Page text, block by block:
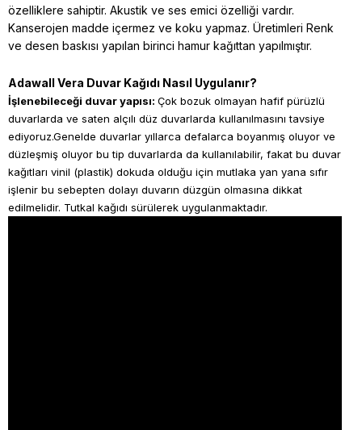
özelliklere sahiptir. Akustik ve ses emici özelliği vardır.
Kanserojen madde içermez ve koku yapmaz. Üretimleri Renk
ve desen baskısı yapılan birinci hamur kağıttan yapılmıştır.
Adawall Vera Duvar Kağıdı Nasıl Uygulanır?
İşlenebileceği duvar yapısı: Çok bozuk olmayan hafif pürüzlü
duvarlarda ve saten alçılı düz duvarlarda kullanılmasını tavsiye
ediyoruz.Genelde duvarlar yıllarca defalarca boyanmış oluyor ve
düzleşmiş oluyor bu tip duvarlarda da kullanılabilir, fakat bu duvar
kağıtları vinil (plastik) dokuda olduğu için mutlaka yan yana sıfır
işlenir bu sebepten dolayı duvarın düzgün olmasına dikkat
edilmelidir. Tutkal kağıdı sürülerek uygulanmaktadır.